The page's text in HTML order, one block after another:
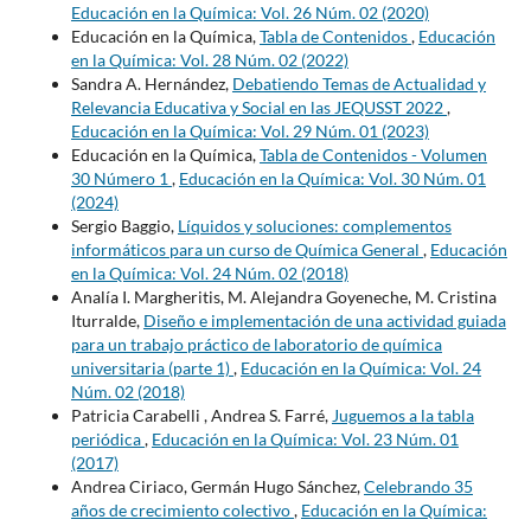
Educación en la Química: Vol. 26 Núm. 02 (2020)
Educación en la Química,Tabla de Contenidos, Educación
en la Química: Vol. 28 Núm. 02 (2022)
Sandra A. Hernández, Debatiendo Temas de Actualidad y
Relevancia Educativa y Social en las JEQUSST 2022,
Educación en la Química: Vol. 29 Núm. 01 (2023)
Educación en la Química,Tabla de Contenidos - Volumen
30 Número 1 , Educación en la Química: Vol. 30 Núm. 01
(2024)
Sergio Baggio, Líquidos y soluciones: complementos
informáticos para un curso de Química General , Educación
en la Química: Vol. 24 Núm. 02 (2018)
Analía I. Margheritis, M. Alejandra Goyeneche, M. Cristina
Iturralde, Diseño e implementación de una actividad guiada
para un trabajo práctico de laboratorio de química
universitaria (parte 1), Educación en la Química: Vol. 24
Núm. 02 (2018)
Patricia Carabelli , Andrea S. Farré, Juguemos a la tabla
periódica, Educación en la Química: Vol. 23 Núm. 01
(2017)
Andrea Ciriaco, Germán Hugo Sánchez,Celebrando 35
años de crecimiento colectivo, Educación en la Química: